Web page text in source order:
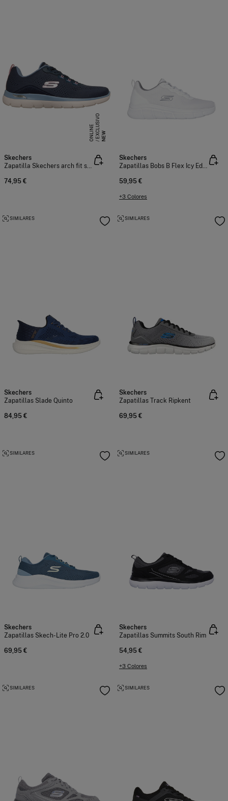
NEW
E
X
C
L
US
I
V
O
O
N
L
I
N
E
Skechers
Zapatilla Skechers arch fit summits
74,95 €
Skechers
Zapatillas Bobs B Flex Icy Edge
59,95 €
+3 Colores
SIMILARES
Skechers
Zapatillas Slade Quinto
84,95 €
SIMILARES
Skechers
Zapatillas Track Ripkent
69,95 €
SIMILARES
Skechers
Zapatillas Skech-Lite Pro 2.0
69,95 €
SIMILARES
Skechers
Zapatillas Summits South Rim
54,95 €
+3 Colores
SIMILARES SIMILARES